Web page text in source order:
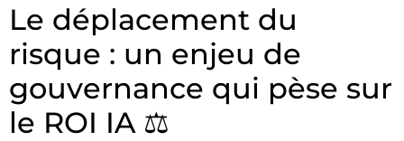
Le déplacement du
risque : un enjeu de
gouvernance qui pèse sur
le ROI IA ⚖️